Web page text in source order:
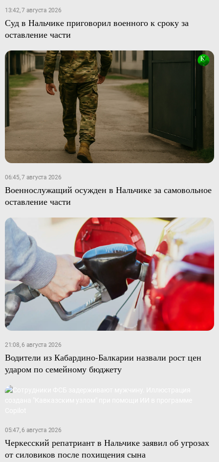
13:42, 7 августа 2026
Суд в Нальчике приговорил военного к сроку за
оставление части
06:45, 7 августа 2026
Военнослужащий осужден в Нальчике за самовольное
оставление части
21:08, 6 августа 2026
Водители из Кабардино-Балкарии назвали рост цен
ударом по семейному бюджету
05:47, 6 августа 2026
Черкесский репатриант в Нальчике заявил об угрозах
от силовиков после похищения сына